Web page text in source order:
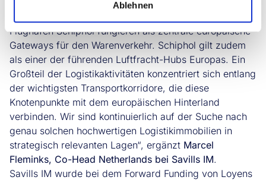
Ablehnen
hervorragend ausgebauten Verkehrs- und Infrastruktur.
Flughafen Schiphol fungieren als zentrale europäische
Gateways für den Warenverkehr. Schiphol gilt zudem
als einer der führenden Luftfracht-Hubs Europas. Ein
Großteil der Logistikaktivitäten konzentriert sich entlang
der wichtigsten Transportkorridore, die diese
Knotenpunkte mit dem europäischen Hinterland
verbinden. Wir sind kontinuierlich auf der Suche nach
genau solchen hochwertigen Logistikimmobilien in
strategisch relevanten Lagen“, ergänzt Marcel
Fleminks, Co-Head Netherlands bei Savills IM.
Savills IM wurde bei dem Forward Funding von Loyens